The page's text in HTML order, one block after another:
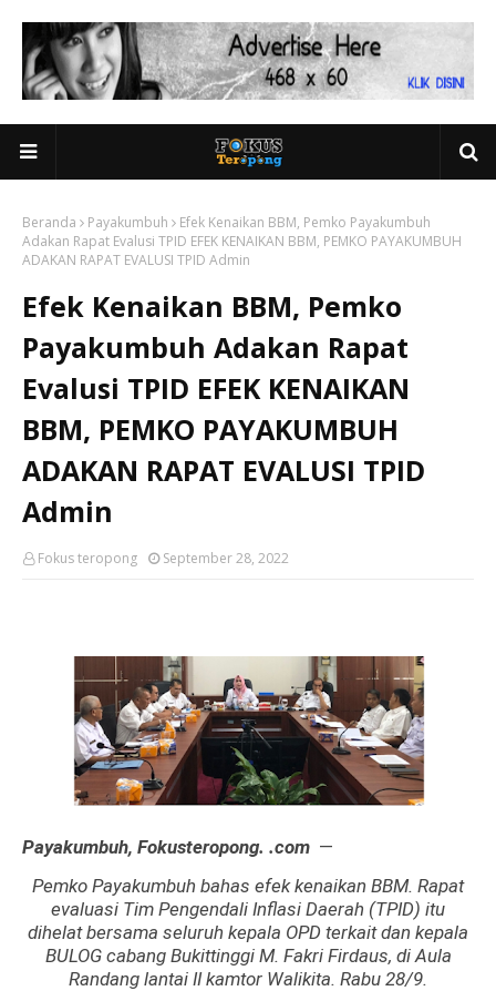
Beranda Payakumbuh
Efek Kenaikan BBM, Pemko Payakumbuh
Adakan Rapat Evalusi TPID EFEK KENAIKAN BBM, PEMKO PAYAKUMBUH
ADAKAN RAPAT EVALUSI TPID Admin
Efek Kenaikan BBM, Pemko
Payakumbuh Adakan Rapat
Evalusi TPID EFEK KENAIKAN
BBM, PEMKO PAYAKUMBUH
ADAKAN RAPAT EVALUSI TPID
Admin
Fokus teropong September 28, 2022
Payakumbuh, Fokusteropong. .com —
Pemko Payakumbuh bahas efek kenaikan BBM. Rapat
evaluasi Tim Pengendali Inflasi Daerah (TPID) itu
dihelat bersama seluruh kepala OPD terkait dan kepala
BULOG cabang Bukittinggi M. Fakri Firdaus, di Aula
Randang lantai II kamtor Walikita. Rabu 28/9.